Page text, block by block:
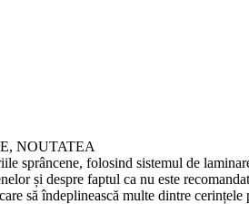
NOUTATEA
sprâncene, folosind sistemul de
și despre faptul ca nu este
să îndeplinească multe dintre